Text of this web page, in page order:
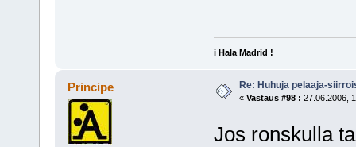
i Hala Madrid !
Principe Re: Huhuja pelaaja-
« Vastaus #98 : 27.06.2006,
Jos ronskulla